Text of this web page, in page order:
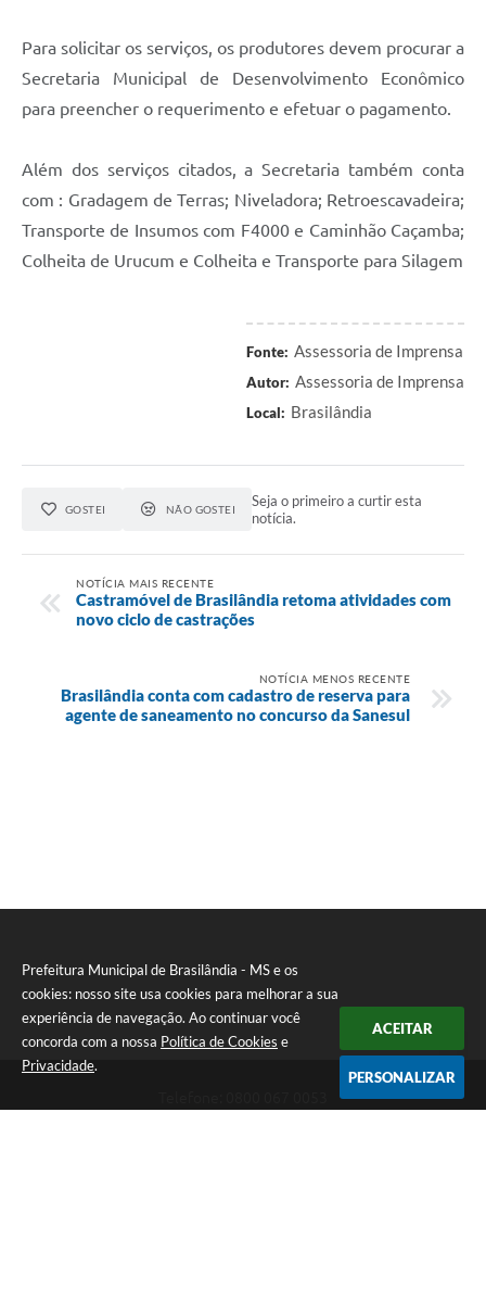
Prefeitura Municipal de Brasilândia - MS e os
cookies: nosso site usa cookies para melhorar a sua
experiência de navegação. Ao continuar você
concorda com a nossa Política de Cookies e
Privacidade.
ACEITAR
PERSONALIZAR
Para solicitar os serviços, os produtores devem procurar a
Secretaria Municipal de Desenvolvimento Econômico
para preencher o requerimento e efetuar o pagamento.
Além dos serviços citados, a Secretaria também conta
com : Gradagem de Terras; Niveladora; Retroescavadeira;
Transporte de Insumos com F4000 e Caminhão Caçamba;
Colheita de Urucum e Colheita e Transporte para Silagem
Fonte: Assessoria de Imprensa
Autor: Assessoria de Imprensa
Local: Brasilândia
GOSTEI NÃO GOSTEI
Seja o primeiro a curtir esta
notícia.
NOTÍCIA MAIS RECENTE
Castramóvel de Brasilândia retoma atividades com
novo ciclo de castrações
NOTÍCIA MENOS RECENTE
Brasilândia conta com cadastro de reserva para
agente de saneamento no concurso da Sanesul